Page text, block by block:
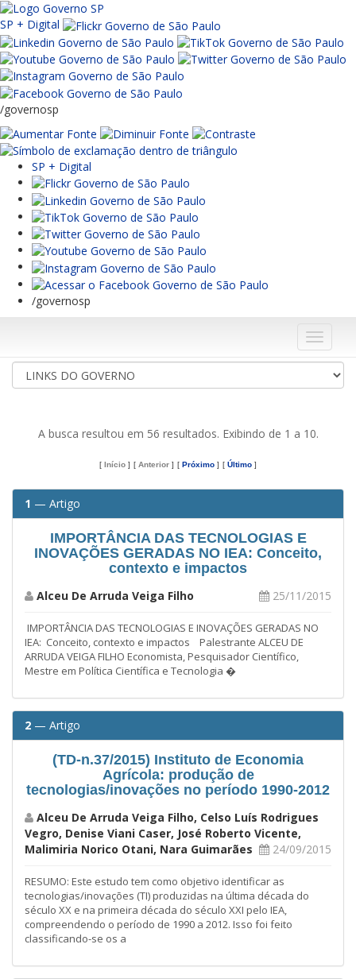
SP + Digital
/governosp
SP + Digital
/governosp
Menu
A busca resultou em 56 resultados. Exibindo de 1 a 10.
[ Início ] [ Anterior ] [ Próximo ] [ Último ]
1 — Artigo
IMPORTÂNCIA DAS TECNOLOGIAS E
INOVAÇÕES GERADAS NO IEA: Conceito,
contexto e impactos
Alceu De Arruda Veiga Filho 25/11/2015
IMPORTÂNCIA DAS TECNOLOGIAS E INOVAÇÕES GERADAS NO
IEA: Conceito, contexto e impactos Palestrante ALCEU DE
ARRUDA VEIGA FILHO Economista, Pesquisador Científico,
Mestre em Política Científica e Tecnologia �
2 — Artigo
(TD-n.37/2015) Instituto de Economia
Agrícola: produção de
tecnologias/inovações no período 1990-2012
Alceu De Arruda Veiga Filho, Celso Luís Rodrigues
Vegro, Denise Viani Caser, José Roberto Vicente,
Malimiria Norico Otani, Nara Guimarães
24/09/2015
RESUMO: Este estudo tem como objetivo identificar as
tecnologias/inovações (TI) produzidas na última década do
século XX e na primeira década do século XXI pelo IEA,
compreendendo o período de 1990 a 2012. Isso foi feito
classificando-se os a